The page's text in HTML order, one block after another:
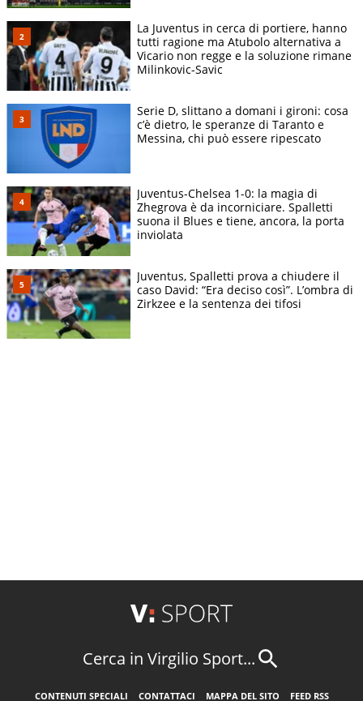
La Juventus in cerca di portiere, hanno
tutti ragione ma Atubolo alternativa a
Vicario non regge e la soluzione rimane
Milinkovic-Savic
Serie D, slittano a domani i gironi: cosa
c’è dietro, le speranze di Taranto e
Messina, chi può essere ripescato
Juventus-Chelsea 1-0: la magia di
Zhegrova è da incorniciare. Spalletti
suona il Blues e tiene, ancora, la porta
inviolata
Juventus, Spalletti prova a chiudere il
caso David: “Era deciso così”. L’ombra di
Zirkzee e la sentenza dei tifosi
Cerca in Virgilio Sport...
CONTENUTI SPECIALI CONTATTACI MAPPA DEL SITO FEED RSS